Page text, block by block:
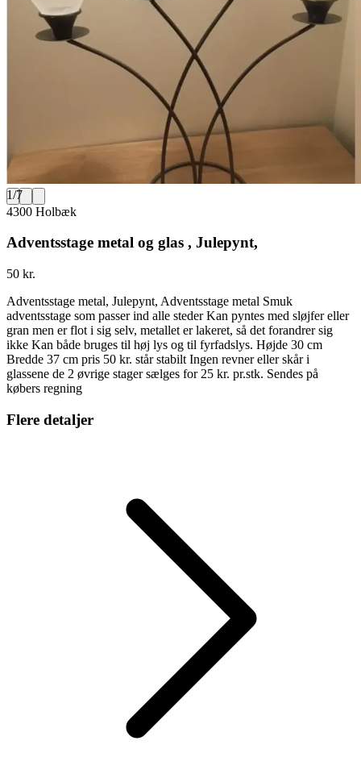
1/7
4300 Holbæk
Adventsstage metal og glas , Julepynt,
50 kr.
Adventsstage metal, Julepynt, Adventsstage metal Smuk
adventsstage som passer ind alle steder Kan pyntes med sløjfer eller
gran men er flot i sig selv, metallet er lakeret, så det forandrer sig
ikke Kan både bruges til høj lys og til fyrfadslys. Højde 30 cm
Bredde 37 cm pris 50 kr. står stabilt Ingen revner eller skår i
glassene de 2 øvrige stager sælges for 25 kr. pr.stk. Sendes på
købers regning
Flere detaljer